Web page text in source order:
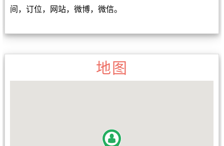
间，订位，网站，微博，微信。
地图